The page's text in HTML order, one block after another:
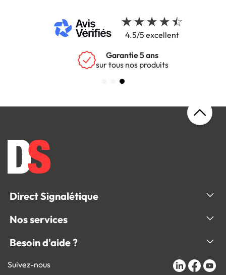
4.5/5 excellent
Garantie 5 ans
sur tous nos produits
Direct Signalétique
Nos services
Besoin d'aide ?
Suivez-nous